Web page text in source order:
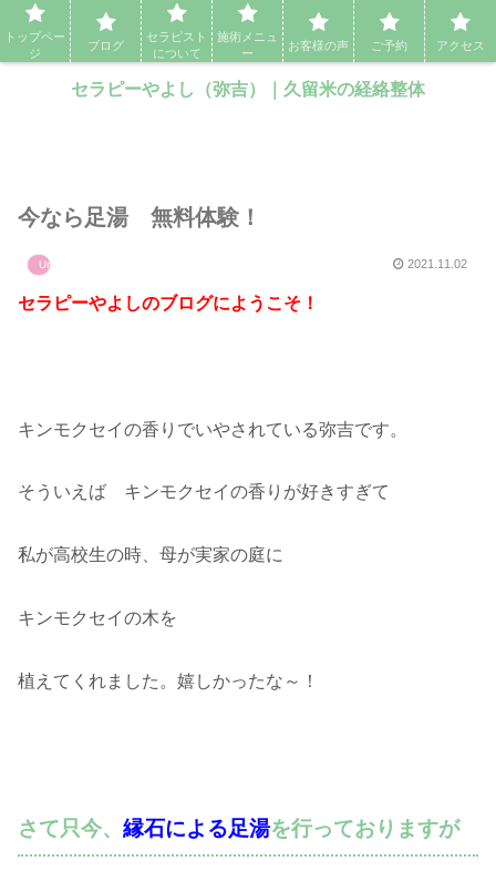
セラピーやよし（弥吉）｜久留米の経絡整体・アロママッサージ・エステ
セラピーやよし（弥吉）｜久留米の経絡整体
今なら足湯 無料体験！
Uncategorized 2021.11.02
セラピーやよしのブログにようこそ！
キンモクセイの香りでいやされている弥吉です。
そういえば キンモクセイの香りが好きすぎて
私が高校生の時、母が実家の庭に
キンモクセイの木を
植えてくれました。嬉しかったな～！
さて只今、 縁石による足湯を行っておりますが
トップペー
ジ
ブログ
セラピスト
について
施術メニュ
ー
お客様の声 ご予約 アクセス